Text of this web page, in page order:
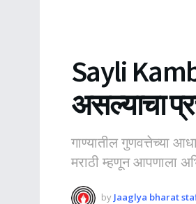
Sayli
असल्याचा
गाण्यातील गुणवत्तेच्या
मराठी म्हणून आपणाला
by Jaaglya bharat